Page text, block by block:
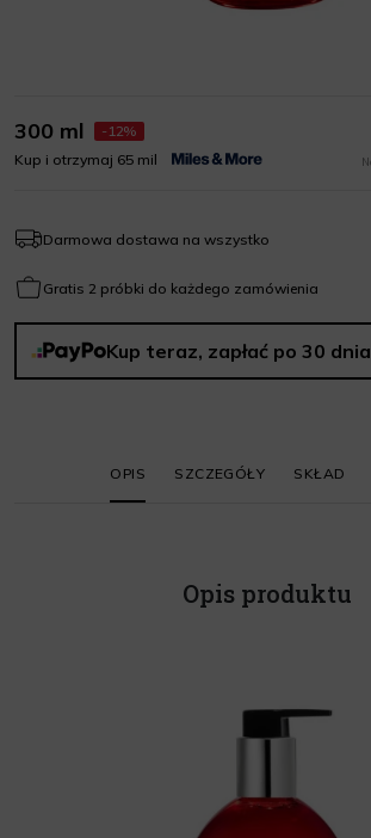
300 ml
-12%
Kup i otrzymaj 65 mil
Darmowa dostawa na wszystko
Gratis 2 próbki do każdego zamówienia
Kup teraz, zapłać po 30
OPIS SZCZEGÓŁY SKŁAD
Opis produktu